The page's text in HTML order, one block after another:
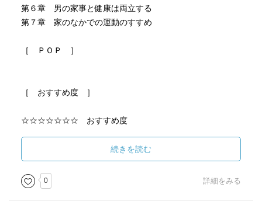
第６章 男の家事と健康は両立する
第７章 家のなかでの運動のすすめ
［ ＰＯＰ ］
［ おすすめ度 ］
☆☆☆☆☆☆☆ おすすめ度
☆☆☆☆☆☆☆ ストーリー
☆☆☆☆☆☆☆ メッセージ性
☆☆☆☆☆☆☆ 冒険性
☆☆☆☆☆☆☆ 読後の個人的な満足度
続きを読む
0 詳細をみる